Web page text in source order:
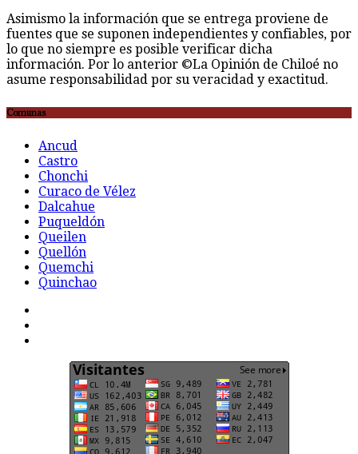
Asimismo la información que se entrega proviene de
fuentes que se suponen independientes y confiables, por
lo que no siempre es posible verificar dicha
información. Por lo anterior ©La Opinión de Chiloé no
asume responsabilidad por su veracidad y exactitud.
Comunas
Ancud
Castro
Chonchi
Curaco de Vélez
Dalcahue
Puqueldón
Queilen
Quellón
Quemchi
Quinchao